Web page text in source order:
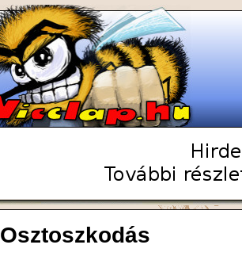
Osztoszkodás